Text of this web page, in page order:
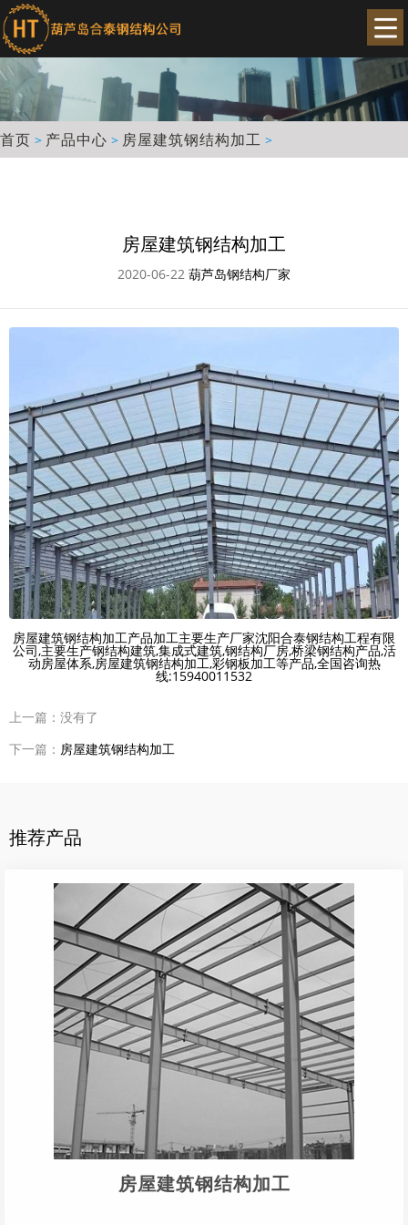
首页 > 产品中心 > 房屋建筑钢结构加工 >
房屋建筑钢结构加工
2020-06-22 葫芦岛钢结构厂家
房屋建筑钢结构加工产品加工主要生产厂家沈阳合泰钢结构工程有限
公司,主要生产钢结构建筑,集成式建筑,钢结构厂房,桥梁钢结构产品,活
动房屋体系,房屋建筑钢结构加工,彩钢板加工等产品,全国咨询热
线:15940011532
上一篇：没有了
下一篇： 房屋建筑钢结构加工
推荐产品
房屋建筑钢结构加工